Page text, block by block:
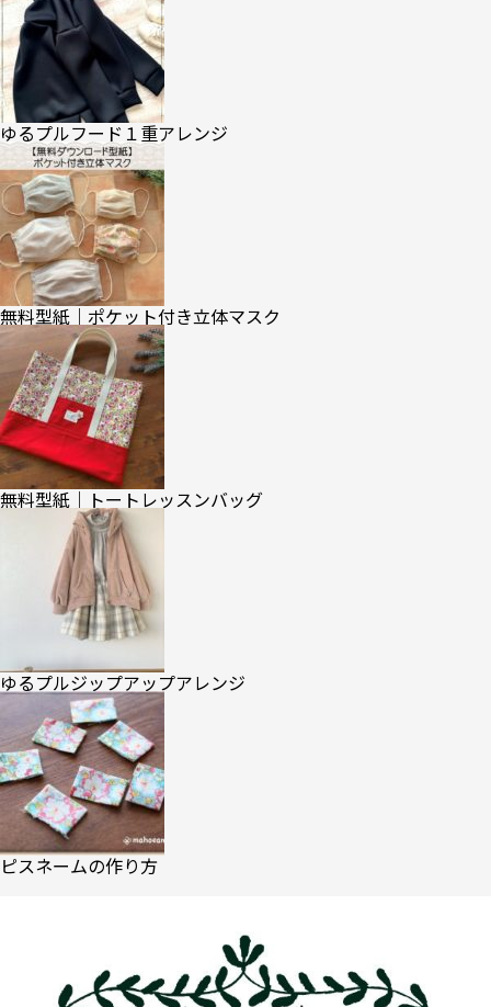
ゆるプルフード１重アレンジ
無料型紙｜ポケット付き立体マスク
無料型紙｜トートレッスンバッグ
ゆるプルジップアップアレンジ
ピスネームの作り方